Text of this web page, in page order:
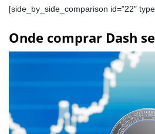
[side_by_side_comparison id=”22″
Onde comprar Dash